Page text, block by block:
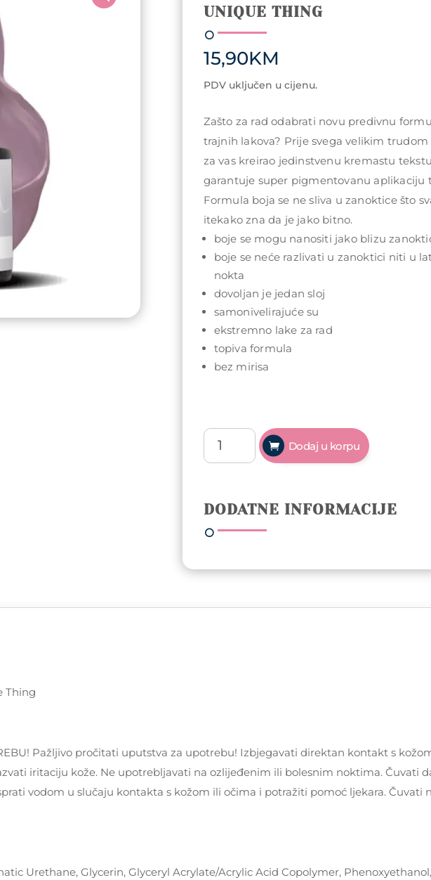
UNIQUE THING
15,90KM
PDV uključen u cijenu.
Zašto za rad odabrati novu predivnu
trajnih lakova? Prije svega velikim trudom
za vas kreirao jedinstvenu kremastu
garantuje super pigmentovanu aplikaciju
Formula boja se ne sliva u zanoktice što
itekako zna da je jako bitno.
boje se mogu nanositi jako blizu
boje se neće razlivati u zanoktici niti u
nokta
dovoljan je jedan sloj
samonivelirajuće su
ekstremno lake za rad
topiva formula
bez mirisa
Arty
Nails
trajni
-
048
Dodaj u korpu
DODATNE INFORMACIJE
Thing
Pažljivo pročitati uputstva za upotrebu! Izbjegavati direktan kontakt s
iritaciju kože. Ne upotrebljavati na ozlijeđenim ili bolesnim noktima. Čuvati
vodom u slučaju kontakta s kožom ili očima i potražiti pomoć ljekara. Čuvati
Urethane, Glycerin, Glyceryl Acrylate/Acrylic Acid Copolymer,